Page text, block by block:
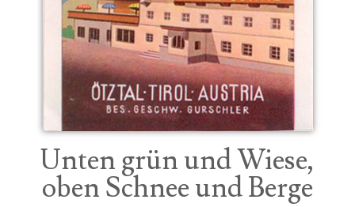
Unten grün und Wiese,
oben Schnee und Berge